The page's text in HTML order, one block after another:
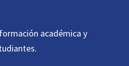
académica y